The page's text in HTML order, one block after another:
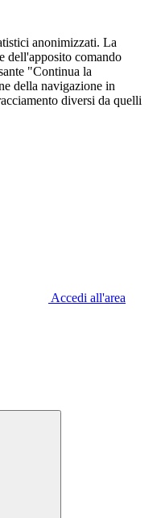
anonimizzati. La
dell'apposito comando
"Continua la
della navigazione in
diversi da quelli
Accedi all'area